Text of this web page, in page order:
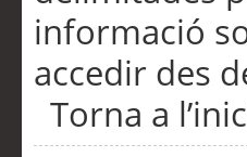
informació
accedir des
Torna a